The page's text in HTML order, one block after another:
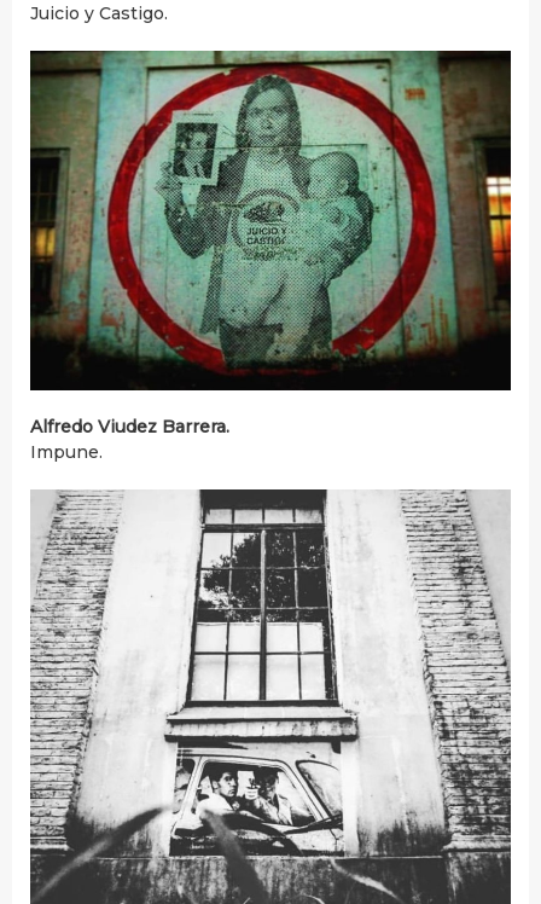
Juicio y Castigo.
Alfredo Viudez Barrera.
Impune.